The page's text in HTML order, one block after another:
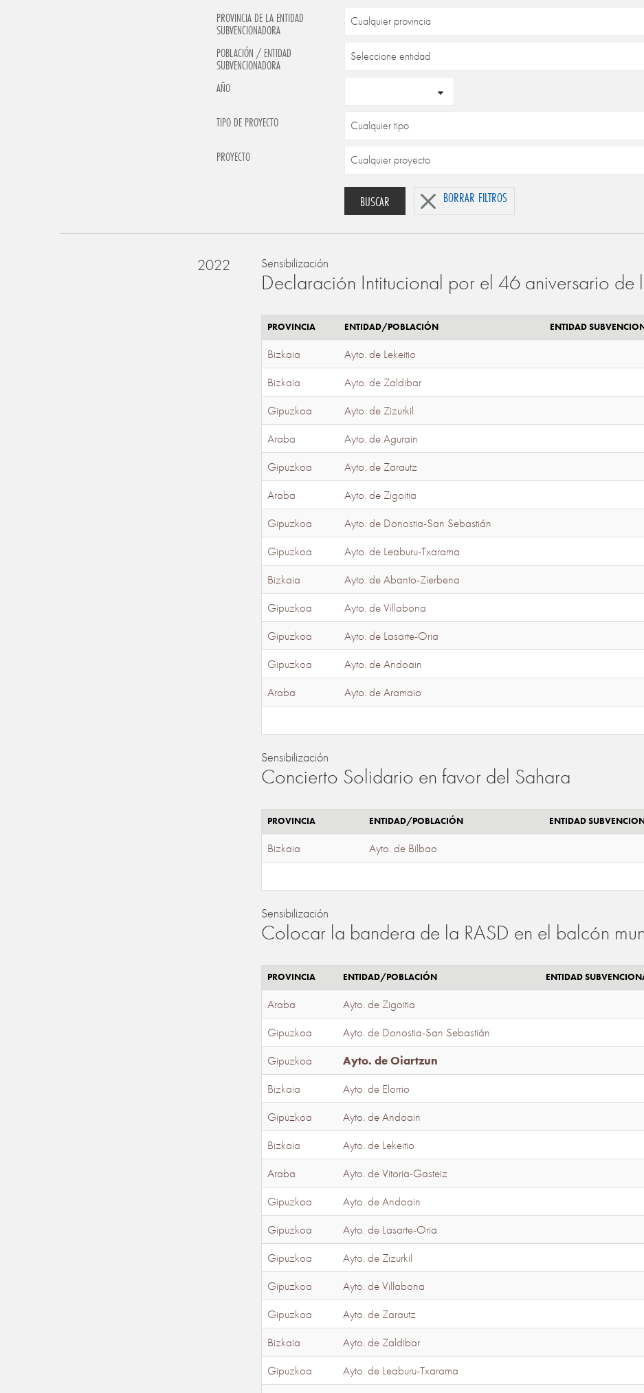
PROVINCIA DE LA ENTIDAD
SUBVENCIONADORA
POBLACIÓN / ENTIDAD
SUBVENCIONADORA
AÑO
TIPO DE PROYECTO
PROYECTO
BUSCAR BORRAR FILTROS
2022 Sensibilización
Declaración Intitucional por el 46 aniversario de
PROVINCIA ENTIDAD/POBLACIÓN ENTIDAD
Bizkaia Ayto. de Lekeitio
Bizkaia
Ayto. de Zaldibar
Gipuzkoa
Ayto. de Zizurkil
Araba
Ayto. de Agurain
Gipuzkoa
Ayto. de Zarautz
Araba
Ayto. de Zigoitia
Gipuzkoa
Ayto. de Donostia-San Sebastián
Gipuzkoa
Ayto. de Leaburu-Txarama
Bizkaia
Ayto. de Abanto-Zierbena
Gipuzkoa
Ayto. de Villabona
Gipuzkoa
Ayto. de Lasarte-Oria
Gipuzkoa
Ayto. de Andoain
Araba
Ayto. de Aramaio
Sensibilización
Concierto Solidario en favor del Sahara
PROVINCIA ENTIDAD/POBLACIÓN ENTIDAD
Bizkaia Ayto. de Bilbao
Sensibilización
Colocar la bandera de la RASD en el balcón
PROVINCIA ENTIDAD/POBLACIÓN ENTIDAD
Araba Ayto. de Zigoitia
Gipuzkoa
Ayto. de Donostia-San Sebastián
Gipuzkoa
Ayto. de Oiartzun
Bizkaia
Ayto. de Elorrio
Gipuzkoa
Ayto. de Andoain
Bizkaia
Ayto. de Lekeitio
Araba
Ayto. de Vitoria-Gasteiz
Gipuzkoa
Ayto. de Andoain
Gipuzkoa
Ayto. de Lasarte-Oria
Gipuzkoa
Ayto. de Zizurkil
Gipuzkoa
Ayto. de Villabona
Gipuzkoa
Ayto. de Zarautz
Bizkaia
Ayto. de Zaldibar
Gipuzkoa
Ayto. de Leaburu-Txarama